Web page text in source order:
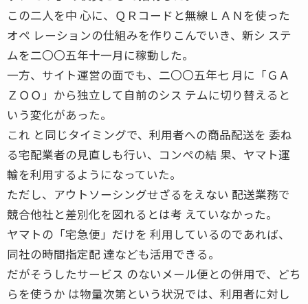
この二人を中 心に、ＱＲコードと無線ＬＡＮを使った
オペ レーションの仕組みを作りこんでいき、新シ ステ
ムを二〇〇五年十一月に稼動した。
一方、サイト運営の面でも、二〇〇五年七 月に「ＧＡ
ＺＯＯ」から独立して自前のシス テムに切り替えると
いう変化があった。
これ と同じタイミングで、利用者への商品配送を 委ね
る宅配業者の見直しも行い、コンペの結 果、ヤマト運
輸を利用するようになっていた。
ただし、アウトソーシングせざるをえない 配送業務で
競合他社と差別化を図れるとは考 えていなかった。
ヤマトの「宅急便」だけを 利用しているのであれば、
同社の時間指定配 達なども活用できる。
だがそうしたサービス のないメール便との併用で、どち
らを使うか は物量次第という状況では、利用者に対し